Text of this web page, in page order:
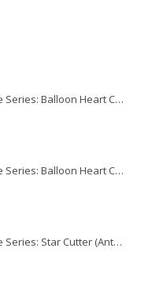
SD Select Entremet Cake Series: Balloon Heart Cutter Small Cutter (Antreme Pasta Serisi: Balon Kalp Kesici)
SD Select Entremet Cake Series: Balloon Heart Cutter Cutter (Antreme Pasta Serisi: Balon Kalp Kesici)
SD Select Entremet Cake Series: Star Cutter (Antreme Pasta Serisi: Yıldız Kesici)